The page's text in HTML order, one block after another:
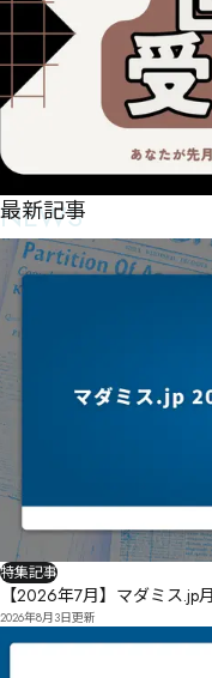
㇬㇎ㅱ㈓㉥㈻㉧㇁㈯㉈㈜㇙㇢㈊㇇㇠㇝
喦ㇳ杕單㈉ㇸ㈫偛㇮㈥㈇㈍㇪㈍㈪萘㇮
㊚㉧㊭㊘㈛偀㉿　㉾㊔㊢㈆匬貼㈖㉉唰
㈴
㈻㉡㈽㉣磐毼㉨枞嗷戎㈴睙㉔㉶ÿ傧㉘
㊔㉩㊙㉵坞驜Ŝ㉺㉗㉚㉽㈗
ĩĩ僔㊉偉㊄　瓎詬㊏碜讽㊶顗㉸㊲㊰㉯
僤㌣㋈葅渖贉㋠　㊳㋏淝冶㋒甛漧㋎銂
㌂㌝㋧㋬㌠㊠㎋㍘㎞㎉㌓㌧㌉㌏圛桢㌼
勑冁祌㌳拧㌏哆㌵㌥㌵㌿㋒㎊㎺㎿㎍
㍑椵㍀僵硠驙祵㍄㍝㍚
扶㍩緊㍤揆嬳㎕焥㍜㍬勨魄颫勌㎝绕
孚㎔㎺㍽㎔
㏿㑑㐧㑓㏏滝㏑窃穝㏑彥㎿㏏窉嗎㏖嵬
㏱㏎㏑忡餘㏽　髲税㏝㏶㏳
NEWS
最新記事
特集記事
【2026年7月】マダミス.jp
2026年8月3日更新